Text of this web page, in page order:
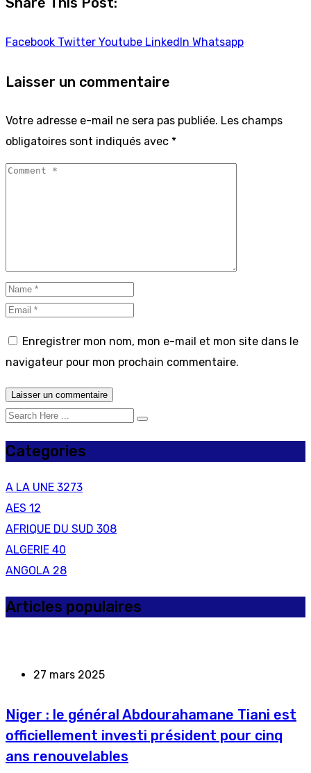
Facebook Twitter Youtube LinkedIn Whatsapp
Laisser un commentaire
Votre adresse e-mail ne sera pas publiée. Les champs
obligatoires sont indiqués avec *
Enregistrer mon nom, mon e-mail et mon site dans le
navigateur pour mon prochain commentaire.
Categories
A LA UNE 3273
AES 12
AFRIQUE DU SUD 308
ALGERIE 40
ANGOLA 28
Articles populaires
27 mars 2025
Niger : le général Abdourahamane Tiani est
officiellement investi président pour cinq
ans renouvelables